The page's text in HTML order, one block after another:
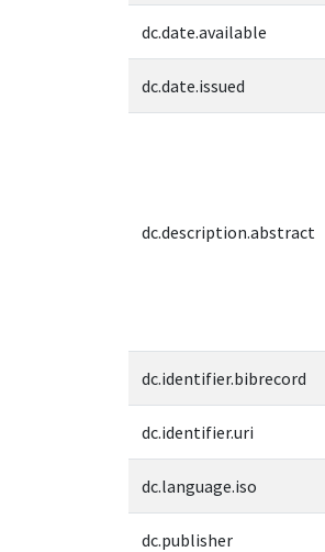
dc.date.available
dc.date.issued
dc.description.abstract
dc.identifier.bibrecord
dc.identifier.uri
dc.language.iso
dc.publisher